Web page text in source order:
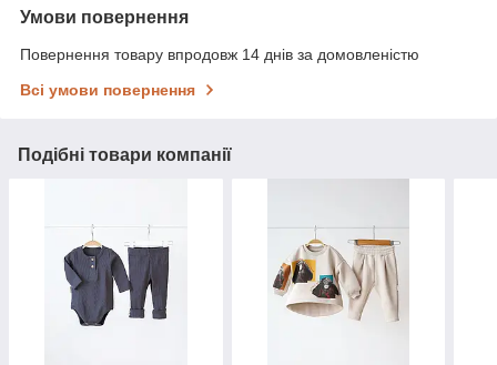
Умови повернення
Повернення товару впродовж 14 днів за домовленістю
Всі умови повернення
Подібні товари компанії